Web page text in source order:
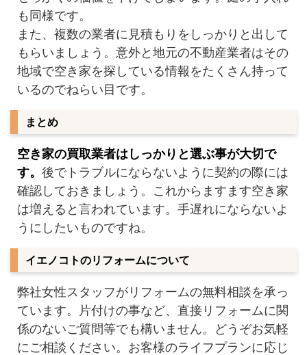
も同様です。
また、複数の業者に見積もりをしっかりと出して
もらいましょう。意外と地元の不動産業者はその
地域で空き家を探している情報をたくさん持って
いるのでねらい目です。
まとめ
空き家の買取業者はしっかりと選ぶ事が大切で
す。 後でトラブルにならないように契約の際には
確認しておきましょう。これからますます空き家
は増えると言われています。手遅れにならないよ
うにしたいものですね。
イエノコトのリフォームについて
弊社女性スタッフがリフォームの無料相談を承っ
ています。片付けの事など、直接リフォームに関
係のないご質問等でも構いません。どうぞお気軽
にご相談ください。お客様のライフプランに応じ